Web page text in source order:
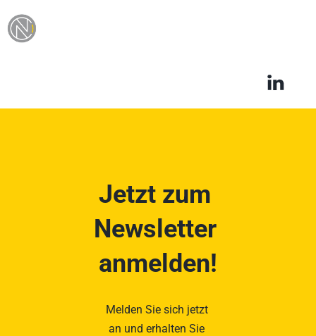
Jetzt zum
Newsletter
anmelden!
Melden Sie sich jetzt
an und erhalten Sie